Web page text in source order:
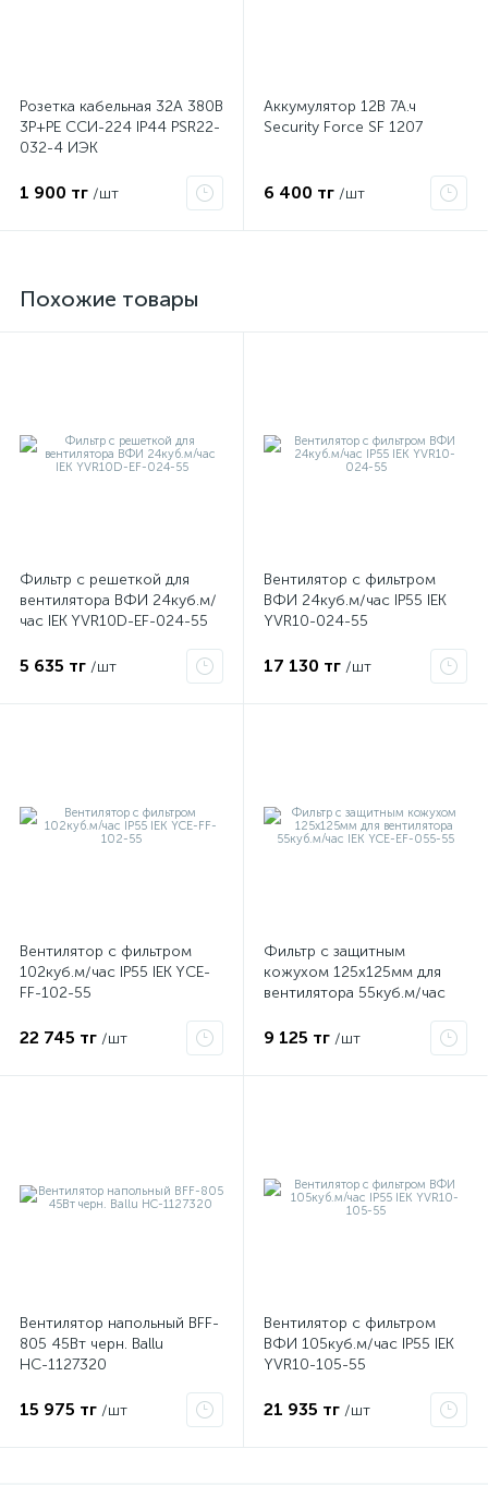
Розетка кабельная 32А 380В
3P+PЕ ССИ-224 IP44 PSR22-
032-4 ИЭК
1 900 тг /шт
Аккумулятор 12В 7А.ч
Security Force SF 1207
6 400 тг /шт
Похожие товары
Фильтр с решеткой для
вентилятора ВФИ 24куб.м/
час IEK YVR10D-EF-024-55
5 635 тг /шт
Вентилятор с фильтром
ВФИ 24куб.м/час IP55 IEK
YVR10-024-55
17 130 тг /шт
Вентилятор с фильтром
102куб.м/час IP55 IEK YCE-
FF-102-55
22 745 тг /шт
Фильтр с защитным
кожухом 125х125мм для
вентилятора 55куб.м/час
9 125 тг /шт
Вентилятор напольный BFF-
805 45Вт черн. Ballu
НС-1127320
15 975 тг /шт
Вентилятор с фильтром
ВФИ 105куб.м/час IP55 IEK
YVR10-105-55
21 935 тг /шт